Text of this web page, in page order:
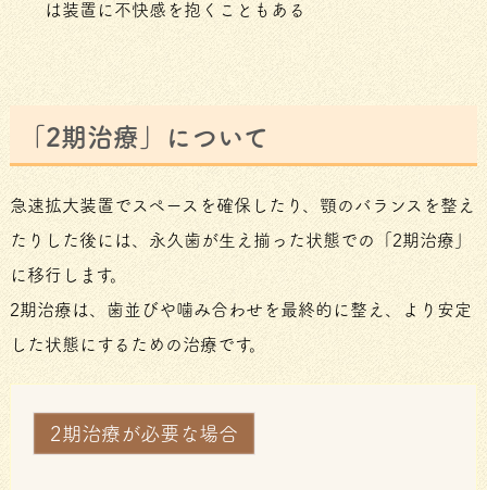
は装置に不快感を抱くこともある
「2期治療」について
急速拡大装置でスペースを確保したり、顎のバランスを整え
たりした後には、永久歯が生え揃った状態での「2期治療」
に移行します。
2期治療は、歯並びや噛み合わせを最終的に整え、より安定
した状態にするための治療です。
2期治療が必要な場合